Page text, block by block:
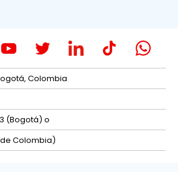
Colombia
(Bogotá) o
de Colombia)